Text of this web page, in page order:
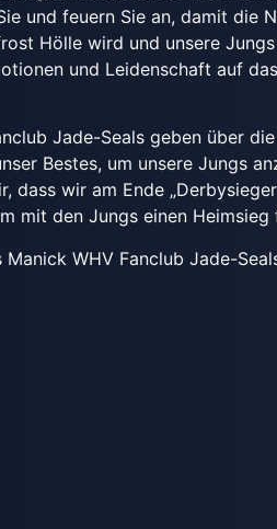
und feuern Sie an, damit die
Hölle wird und unsere
und Leidenschaft auf
Jade-Seals geben über
Bestes, um unsere Jungs
dass wir am Ende
mit den Jungs einen Heimsieg
Manick WHV Fanclub Jade-